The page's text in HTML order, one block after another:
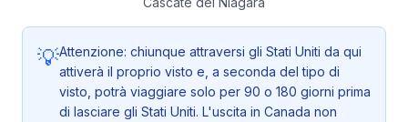
💡Attenzione: chiunque attraversi gli Stati Uniti da qui
attiverà il proprio visto e, a seconda del tipo di
visto, potrà viaggiare solo per 90 o 180 giorni prima
di lasciare gli Stati Uniti. L'uscita in Canada non